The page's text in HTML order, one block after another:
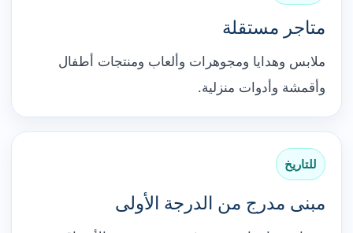
متاجر مستقلة
ملابس وهدايا ومجوهرات وألعاب ومنتجات أطفال
وأقمشة وأدوات منزلية.
للتاريخ
مبنى مدرج من الدرجة الأولى